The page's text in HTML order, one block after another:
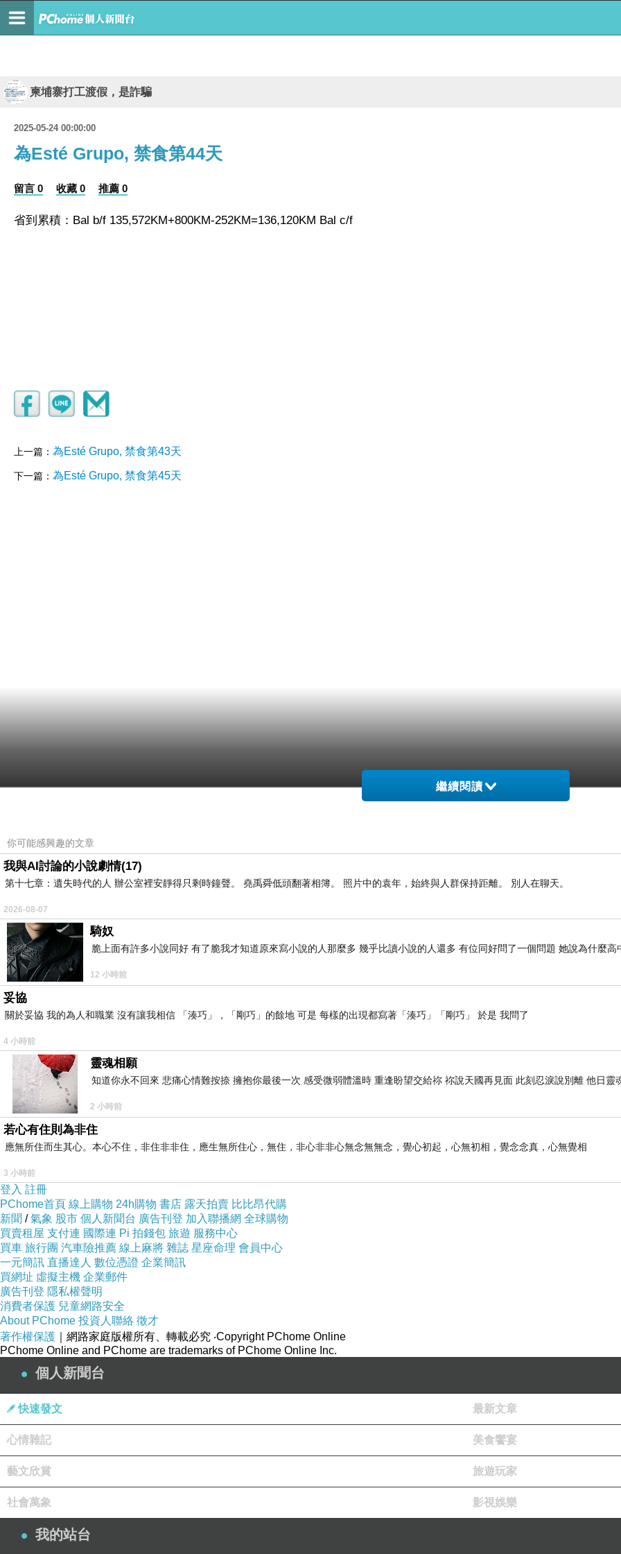
柬埔寨打工渡假，是詐騙
2025-05-24 00:00:00
為Esté Grupo, 禁食第44天
留言 0 收藏 0 推薦 0
省到累積：Bal b/f 135,572KM+800KM-252KM=136,120KM Bal c/f
上一篇： 為Esté Grupo, 禁食第43天
下一篇： 為Esté Grupo, 禁食第45天
繼續閱讀
你可能感興趣的文章
我與AI討論的小說劇情(17)
第十七章：遺失時代的人 辦公室裡安靜得只剩時鐘聲。 堯禹舜低頭翻著相簿。 照片中的袁年，始終與人群保持距離。 別人在聊天。
2026-08-07
騎奴
脆上面有許多小說同好 有了脆我才知道原來寫小說的人那麼多 幾乎比讀小說的人還多 有位同好問了一個問題 她說為什麼高
12 小時前
妥協
關於妥協 我的為人和職業 沒有讓我相信 「湊巧」，「剛巧」的餘地 可是 每樣的出現都寫著「湊巧」「剛巧」 於是 我問了
4 小時前
靈魂相願
知道你永不回來 悲痛心情難按捺 擁抱你最後一次 感受微弱體溫時 重逢盼望交給祢 祢說天國再見面 此刻忍淚說別離 他日靈
2 小時前
若心有住則為非住
應無所住而生其心。本心不住，非住非非住，應生無所住心，無住，非心非非心無念無無念，覺心初起，心無初相，覺念念真，心無覺相
3 小時前
登入 註冊
PChome首頁 線上購物 24h購物 書店 露天拍賣 比比昂代購
新聞 /氣象 股市 個人新聞台 廣告刊登 加入聯播網 全球購物
買賣租屋 支付連 國際連 Pi 拍錢包 旅遊 服務中心
買車 旅行團 汽車險推薦 線上麻將 雜誌 星座命理 會員中心
一元簡訊 直播達人 數位憑證 企業簡訊
買網址 虛擬主機 企業郵件
廣告刊登 隱私權聲明
消費者保護 兒童網路安全
About PChome 投資人聯絡 徵才
著作權保護 ｜網路家庭版權所有、轉載必究 ‧Copyright PChome Online
PChome Online and PChome are trademarks of PChome Online Inc.
個人新聞台
快速發文 最新文章
心情雜記 美食饗宴
藝文欣賞 旅遊玩家
社會萬象 影視娛樂
我的站台